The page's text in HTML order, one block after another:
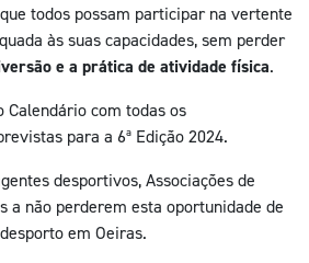
todos possam participar na vertente
às suas capacidades, sem perder
e a prática de atividade física.
Calendário com todas os
para a 6ª Edição 2024.
desportivos, Associações de
a não perderem esta oportunidade de
em Oeiras.